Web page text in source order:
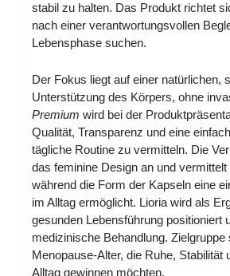
stabil zu halten. Das Produkt richtet
nach einer verantwortungsvollen
Lebensphase suchen.
Der Fokus liegt auf einer natürlichen,
Unterstützung des Körpers, ohne
Premium wird bei der
Qualität, Transparenz und eine
tägliche Routine zu vermitteln. Die
das feminine Design an und vermittelt
während die Form der Kapseln eine
im Alltag ermöglicht. Lioria wird als
gesunden Lebensführung positioniert
medizinische Behandlung. Zielgruppe
Menopause-Alter, die Ruhe, Stabilität
Alltag gewinnen möchten.